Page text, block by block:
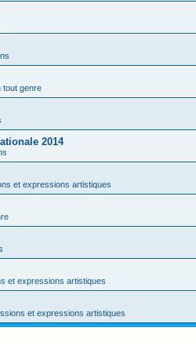
tout genre
2014
et expressions artistiques
et expressions artistiques
et expressions artistiques